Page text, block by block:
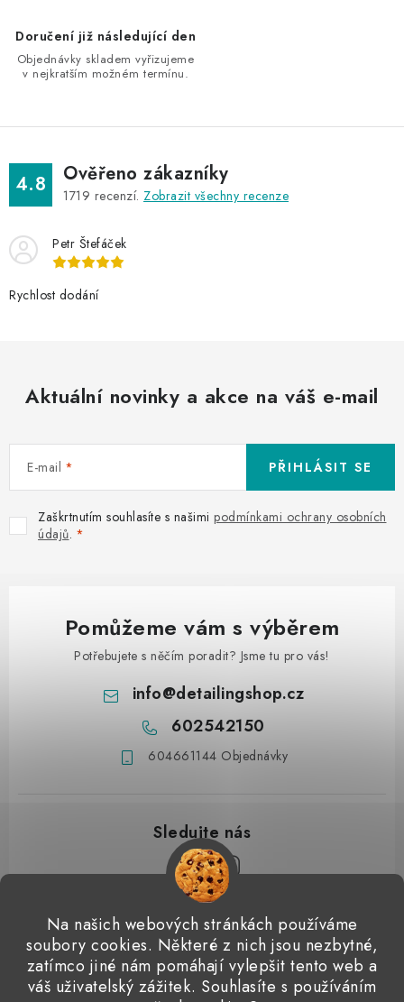
Na našich webových stránkách používáme
soubory cookies. Některé z nich jsou nezbytné,
zatímco jiné nám pomáhají vylepšit tento web a
váš uživatelský zážitek. Souhlasíte s používáním
k
y
p
s
u
Doručení již následující den
Objednávky skladem vyřizujeme
v nejkratším možném termínu.
4.8 Ověřeno zákazníky
1719 recenzí. Zobrazit všechny recenze
Petr Štefáček
Rychlost dodání
Aktuální novinky a akce na váš e-mail
E-mail
Zaškrtnutím souhlasíte s našimi podmínkami ochrany osobních
údajů.
PŘIHLÁSIT SE
Pomůžeme vám s výběrem
Potřebujete s něčím poradit? Jsme tu pro vás!
info@detailingshop.cz
602542150
604661144 Objednávky
Přijímáme online platby
Detailingclub Dodo Juice Gyeon Quartz ValetPRO